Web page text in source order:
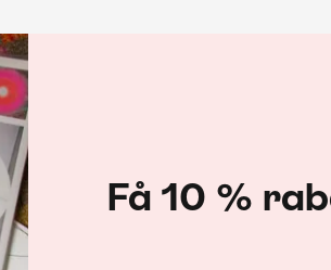
Få 10 %